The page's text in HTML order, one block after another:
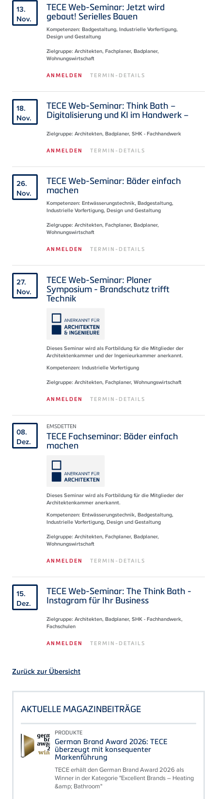
13.
Nov.
TECE Web-Seminar: Jetzt wird
gebaut! Serielles Bauen
Kompetenzen: Badgestaltung, Industrielle Vorfertigung,
Design und Gestaltung
Zielgruppe: Architekten, Fachplaner, Badplaner,
Wohnungswirtschaft
ANMELDEN TERMIN-DETAILS
18.
Nov.
TECE Web-Seminar: Think Bath –
Digitalisierung und KI im Handwerk –
Zielgruppe: Architekten, Badplaner, SHK - Fachhandwerk
ANMELDEN TERMIN-DETAILS
26.
Nov.
TECE Web-Seminar: Bäder einfach
machen
Kompetenzen: Entwässerungstechnik, Badgestaltung,
Industrielle Vorfertigung, Design und Gestaltung
Zielgruppe: Architekten, Fachplaner, Badplaner,
Wohnungswirtschaft
ANMELDEN TERMIN-DETAILS
27.
Nov.
TECE Web-Seminar: Planer
Symposium - Brandschutz trifft
Technik
Dieses Seminar wird als Fortbildung für die Mitglieder der
Architektenkammer und der Ingenieurkammer anerkannt.
Kompetenzen: Industrielle Vorfertigung
Zielgruppe: Architekten, Fachplaner, Wohnungswirtschaft
ANMELDEN TERMIN-DETAILS
08.
Dez.
EMSDETTEN
TECE Fachseminar: Bäder einfach
machen
Dieses Seminar wird als Fortbildung für die Mitglieder der
Architektenkammer anerkannt.
Kompetenzen: Entwässerungstechnik, Badgestaltung,
Industrielle Vorfertigung, Design und Gestaltung
Zielgruppe: Architekten, Fachplaner, Badplaner,
Wohnungswirtschaft
ANMELDEN TERMIN-DETAILS
15.
Dez.
TECE Web-Seminar: The Think Bath -
Instagram für Ihr Business
Zielgruppe: Architekten, Badplaner, SHK - Fachhandwerk,
Fachschulen
ANMELDEN TERMIN-DETAILS
Zurück zur Übersicht
AKTUELLE MAGAZINBEITRÄGE
PRODUKTE
German Brand Award 2026: TECE
überzeugt mit konsequenter
Markenführung
TECE erhält den German Brand Award 2026 als
Winner in der Kategorie "Excellent Brands – Heating
&amp; Bathroom"